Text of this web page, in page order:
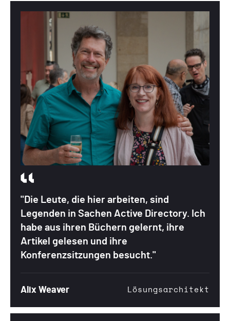
"Die Leute, die hier arbeiten, sind
Legenden in Sachen Active Directory. Ich
habe aus ihren Büchern gelernt, ihre
Artikel gelesen und ihre
Konferenzsitzungen besucht."
Alix Weaver Lösungsarchitekt